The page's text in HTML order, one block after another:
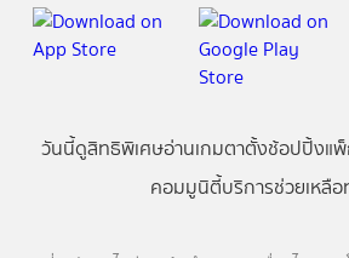
วันนี้ดูสิทธิพิเศษอ่านเกมตาตั้งช้อปปิ้งแ
คอมมูนิตี้บริการช่วยเหลือ